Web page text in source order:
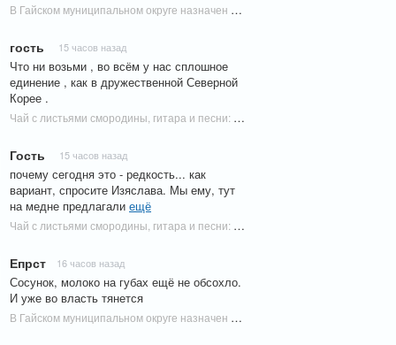
В Гайском муниципальном округе назначен врио главы | Новости Оренбурга
гость 15 часов назад
Что ни возьми , во всём у нас сплошное
единение , как в дружественной Северной
Корее .
Чай с листьями смородины, гитара и песни: как школьные походы объединяли поколения и почему сегодня это - редкость | Новости Оренбурга
Гость 15 часов назад
почему сегодня это - редкость... как
вариант, спросите Изяслава. Мы ему, тут
на медне предлагали ещё
Чай с листьями смородины, гитара и песни: как школьные походы объединяли поколения и почему сегодня это - редкость | Новости Оренбурга
Епрст 16 часов назад
Сосунок, молоко на губах ещё не обсохло.
И уже во власть тянется
В Гайском муниципальном округе назначен врио главы | Новости Оренбурга